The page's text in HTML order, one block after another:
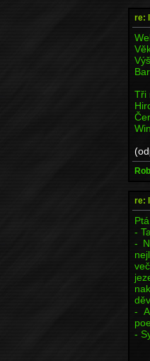
re:
Tři
re:
-
-
-
-